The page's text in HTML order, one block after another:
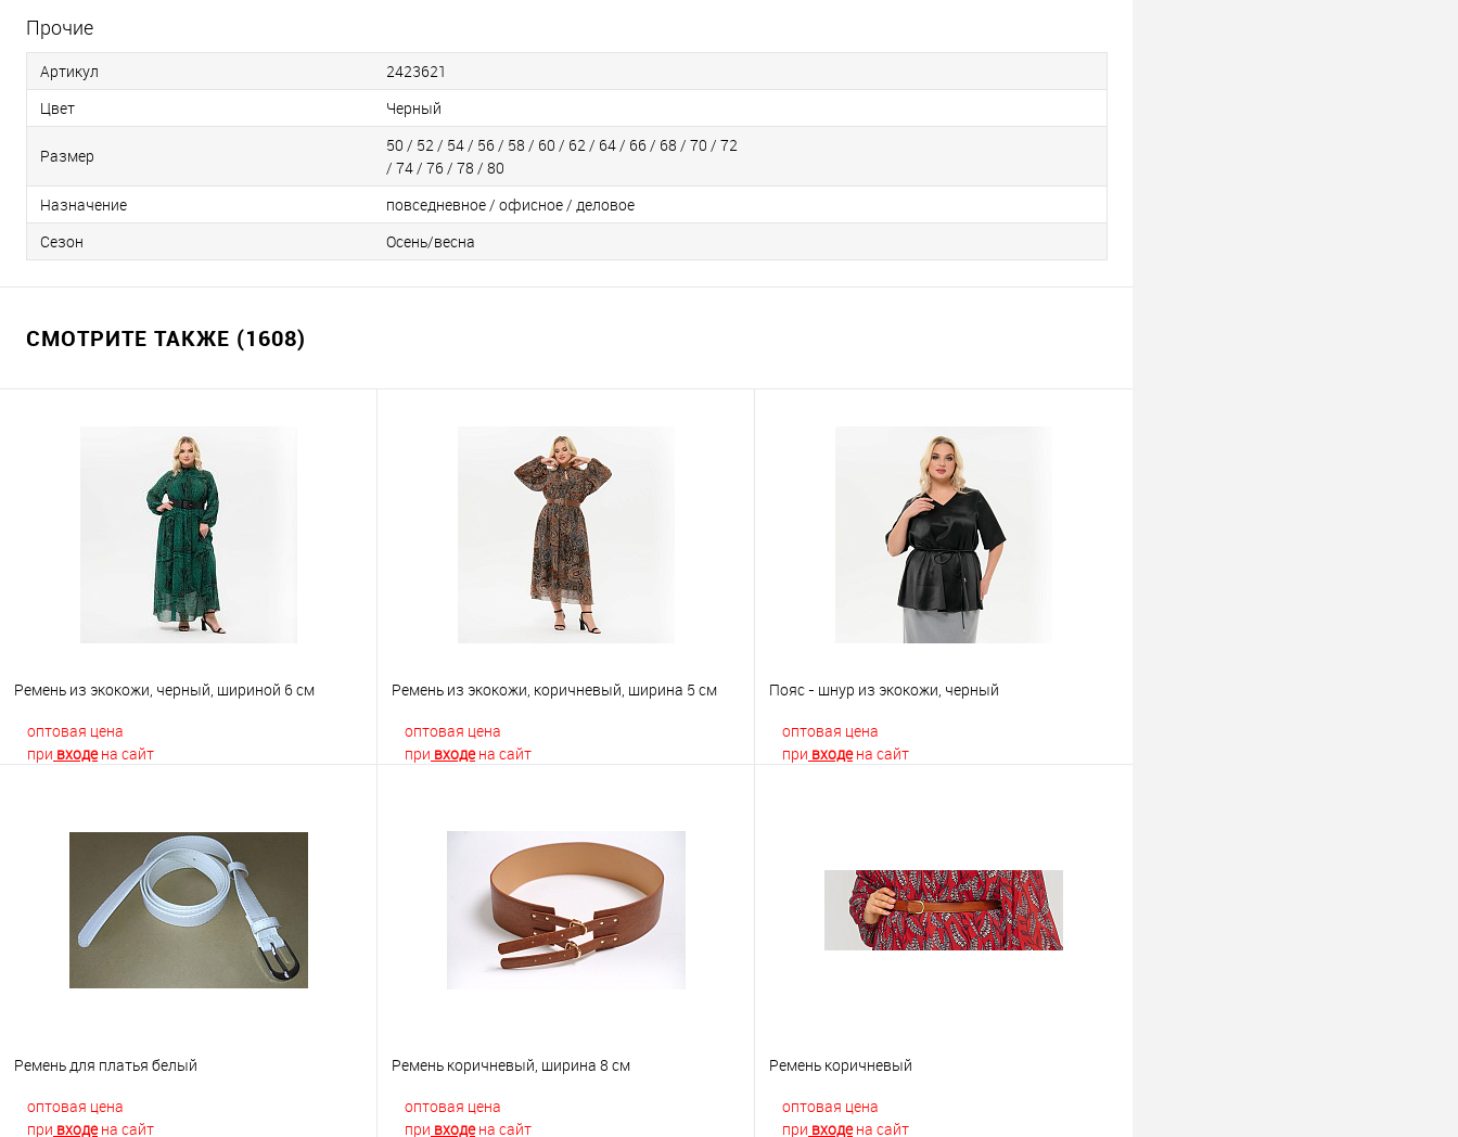
Прочие
Артикул
2423621
Цвет
Черный
Размер
50 / 52 / 54 / 56 / 58 / 60 / 62 / 64 / 66 / 68 / 70 / 72
/ 74 / 76 / 78 / 80
Назначение
повседневное / офисное / деловое
Сезон
Осень/весна
СМОТРИТЕ ТАКЖЕ (1608)
Ремень из экокожи, черный, шириной 6 см
оптовая цена
при входена сайт
Купить в 1 клик
К сравнению
В избранное
Недоступно
Ремень из экокожи, коричневый, ширина 5 см
оптовая цена
при входена сайт
Купить в 1 клик
К сравнению
В избранное
Недоступно
Пояс - шнур из экокожи, черный
оптовая цена
при входена сайт
Купить в 1 клик
К сравнению
В избранное
Недоступно
Ремень для платья белый
оптовая цена
при входена сайт
Ремень коричневый, ширина 8 см
оптовая цена
при входена сайт
Ремень коричневый
оптовая цена
при входена сайт